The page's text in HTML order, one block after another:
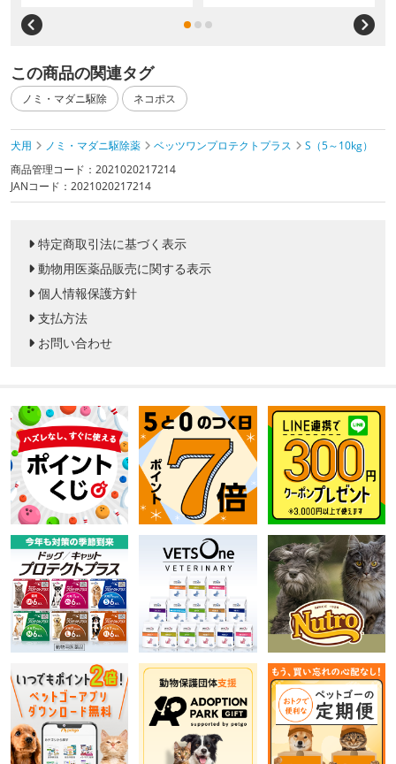
この商品の関連タグ
ノミ・マダニ駆除 ネコポス
犬用 ノミ・マダニ駆除薬 ベッツワンプロテクトプラス
S（5～10kg）
商品管理コード：2021020217214
JANコード：2021020217214
特定商取引法に基づく表示
動物用医薬品販売に関する表示
個人情報保護方針
支払方法
お問い合わせ